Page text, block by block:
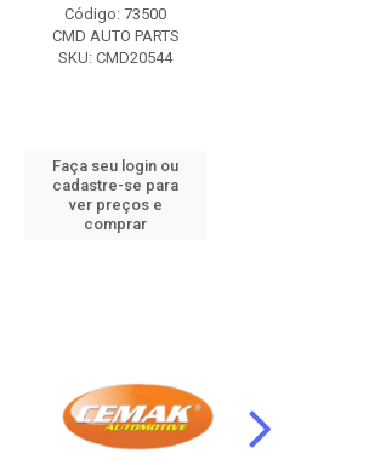
Código: 73500
CMD AUTO PARTS
SKU: CMD20544
Faça seu login ou
cadastre-se para
ver preços e
comprar